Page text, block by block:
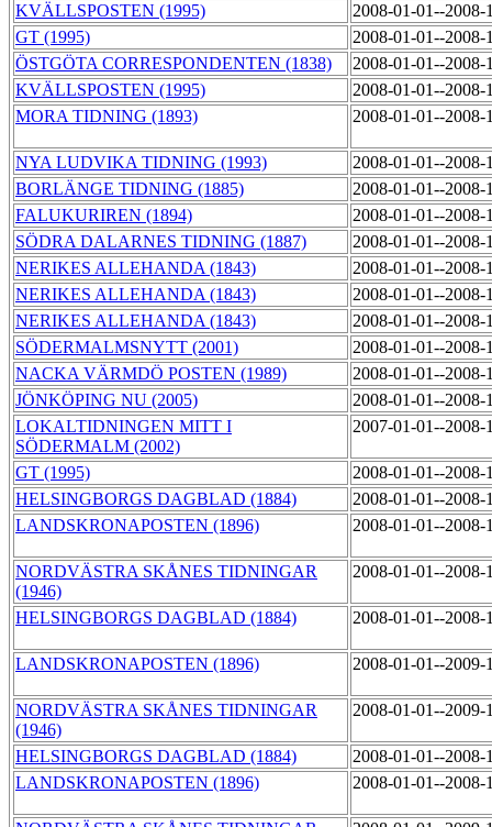
KVÄLLSPOSTEN (1995)
2008-01-01--
GT (1995)
2008-01-01--
ÖSTGÖTA CORRESPONDENTEN (1838)
2008-01-01--
KVÄLLSPOSTEN (1995)
2008-01-01--
MORA TIDNING (1893)
2008-01-01--
NYA LUDVIKA TIDNING (1993)
2008-01-01--
BORLÄNGE TIDNING (1885)
2008-01-01--
FALUKURIREN (1894)
2008-01-01--
SÖDRA DALARNES TIDNING (1887)
2008-01-01--
NERIKES ALLEHANDA (1843)
2008-01-01--
NERIKES ALLEHANDA (1843)
2008-01-01--
NERIKES ALLEHANDA (1843)
2008-01-01--
SÖDERMALMSNYTT (2001)
2008-01-01--
NACKA VÄRMDÖ POSTEN (1989)
2008-01-01--
JÖNKÖPING NU (2005)
2008-01-01--
LOKALTIDNINGEN MITT I
SÖDERMALM (2002)
2007-01-01--
GT (1995)
2008-01-01--
HELSINGBORGS DAGBLAD (1884)
2008-01-01--
LANDSKRONAPOSTEN (1896)
2008-01-01--
NORDVÄSTRA SKÅNES TIDNINGAR
(1946)
2008-01-01--
HELSINGBORGS DAGBLAD (1884) 2008-01-01--
LANDSKRONAPOSTEN (1896) 2008-01-01--
NORDVÄSTRA SKÅNES TIDNINGAR
(1946)
2008-01-01--
HELSINGBORGS DAGBLAD (1884)
2008-01-01--
LANDSKRONAPOSTEN (1896)
2008-01-01--